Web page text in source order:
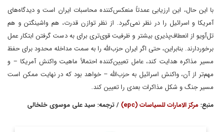
با این حال، این ارزیابی عمدتاً منعکس‌کننده محاسبات ایران است و دیدگاه‌های
آمریکا و اسرائیل را در نظر نمی‌گیرد. از نظر توازن قدرت، هم واشینگتن و هم
تل‌آویو از انعطاف‌پذیری بیشتر و ظرفیت قوی‌تری برای به دست گرفتن ابتکار عمل
برخوردارند. بنابراین، حتی اگر ایران حزب‌الله را به سمت مداخله محدود برای حفظ
مسیر مذاکره هدایت کند، عامل تعیین‌کننده احتمالاً ماهیت واکنش آمریکا – و
مهم‌تر از آن، واکنش اسرائیل به حزب‌الله – خواهد بود که در نهایت ممکن است
مسیر جنگ و شکل مذاکرات بعدی را تعیین کند.
منبع: مرکز الامارات للسیاسات (epc) / ترجمه: سید علی موسوی خلخالی